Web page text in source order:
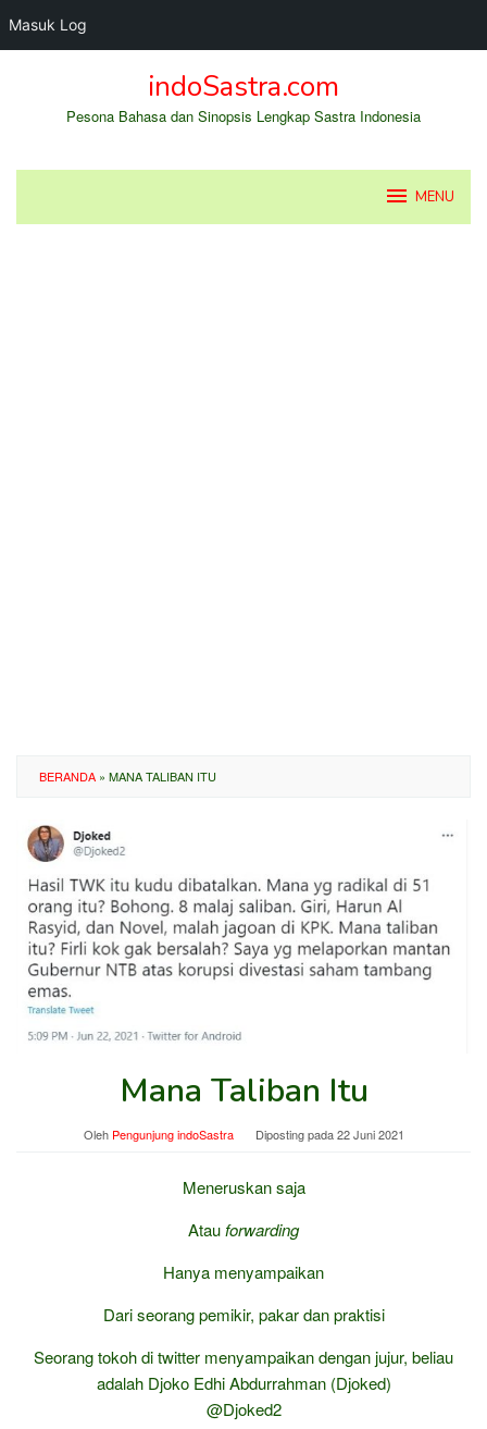
Masuk Log
indoSastra.com
Pesona Bahasa dan Sinopsis Lengkap Sastra Indonesia
MENU
BERANDA » MANA TALIBAN ITU
Mana Taliban Itu
Oleh Pengunjung indoSastra Diposting pada22 Juni 2021
Meneruskan saja
Atauforwarding
Hanya menyampaikan
Dari seorang pemikir, pakar dan praktisi
Seorang tokoh di twitter menyampaikan dengan jujur, beliau
adalah Djoko Edhi Abdurrahman (Djoked)
@Djoked2